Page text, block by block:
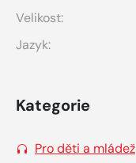
Velikost:
Jazyk:
Kategorie
Pro děti a mládež